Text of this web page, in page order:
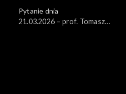
Pytanie dnia
21.03.2026 – prof. Tomasz